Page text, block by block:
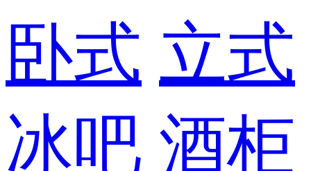
卧式 立式
冰吧 酒柜